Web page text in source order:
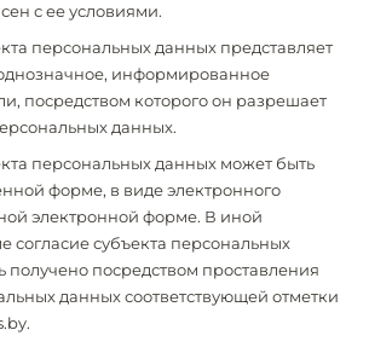
с ее условиями.
персональных данных представляет
информированное
посредством которого он разрешает
данных.
персональных данных может быть
форме, в виде электронного
электронной форме. В иной
согласие субъекта персональных
получено посредством проставления
данных соответствующей отметки